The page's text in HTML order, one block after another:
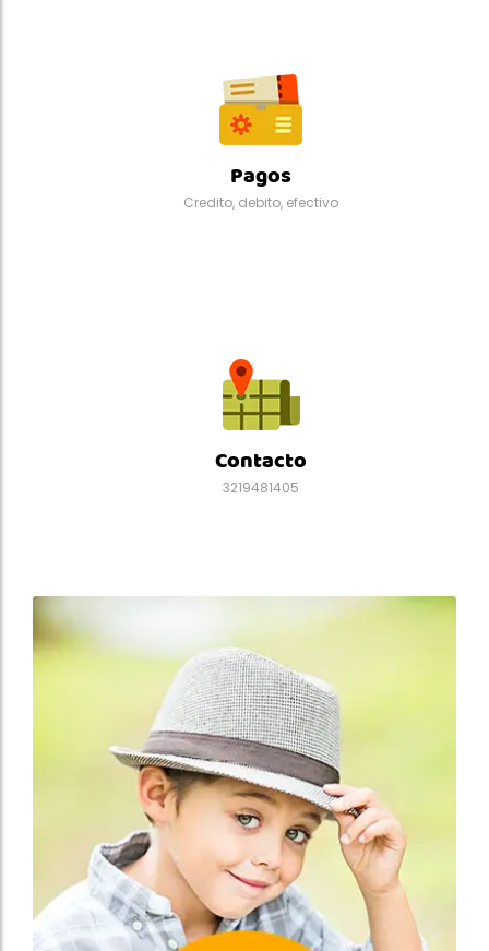
Pagos
Credito, debito, efectivo
Contacto
3219481405